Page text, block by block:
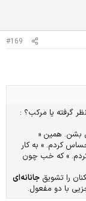
#169
گرفته یا مرکب؟ :
بشن. همین «
کردم. » به کار
» که خب چون
را تشویق جانانه‌ای
با دو مفعول.